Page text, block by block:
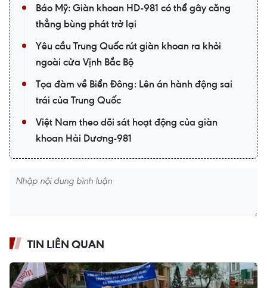
Báo Mỹ: Giàn khoan HD-981 có thể gây căng
thẳng bùng phát trở lại
Yêu cầu Trung Quốc rút giàn khoan ra khỏi
ngoài cửa Vịnh Bắc Bộ
Tọa đàm về Biển Đông: Lên án hành động sai
trái của Trung Quốc
Việt Nam theo dõi sát hoạt động của giàn
khoan Hải Dương-981
TIN LIÊN QUAN